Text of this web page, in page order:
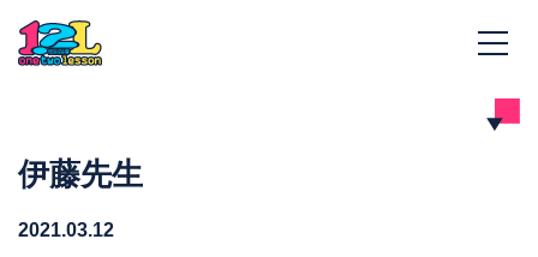
伊藤先生
2021.03.12